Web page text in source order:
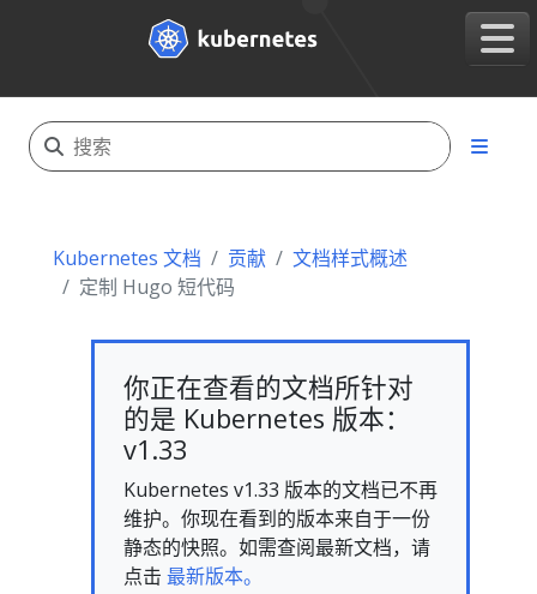
Kubernetes 文档 贡献
文档样式概述
定制 Hugo 短代码
你正在查看的文档所针对
的是 Kubernetes 版本：
v1.33
Kubernetes v1.33 版本的文档已不再
维护。你现在看到的版本来自于一份
静态的快照。如需查阅最新文档，请
点击 最新版本。